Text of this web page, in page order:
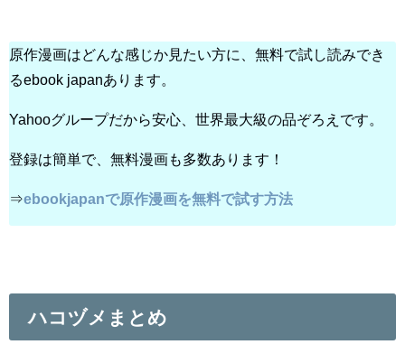
原作漫画はどんな感じか見たい方に、無料で試し読みでき
るebook japanあります。
Yahooグループだから安心、世界最大級の品ぞろえです。
登録は簡単で、無料漫画も多数あります！
⇒ebookjapanで原作漫画を無料で試す方法
ハコヅメまとめ